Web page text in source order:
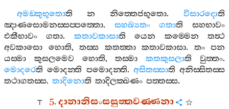
අමඞ‍්කුභූතොති න නිත‍්තෙජභූතො.විසාරදොති
ඤාණසොමනස‍්සප‍්පත‍්තො. සහබ්‍යතං ගතාති
සහභාවං
එකීභාවං
ගතා. කතාවකාසාති යෙන කම‍්මෙන
තත්‍ථ
අවකාසො
හොති, තස‍්ස කතත‍්තා කතාවකාසා. තං
පන
යස‍්මා
කුසලමෙව හොති,තස‍්මා කතකුසලාති වුත‍්තං.
මොදරෙති මොදන‍්ති පමොදන‍්ති. අසිතස‍්සාති අනිස‍්සිතස‍්ස
තථාගතස‍්ස. තාදිනොති තාදිලක‍්ඛණං පත‍්තස‍්ස.
5.දානානිසංසසුත‍්තවණ‍්ණනා